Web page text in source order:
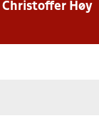
Christoffer Høy